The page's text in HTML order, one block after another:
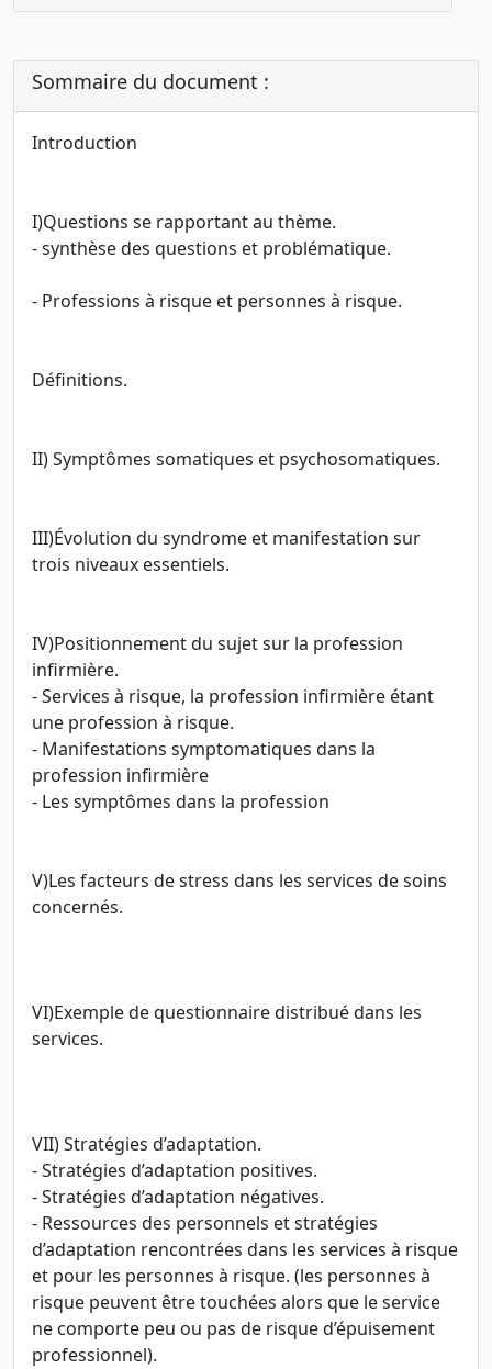
Sommaire du document :
Introduction
I)Questions se rapportant au thème.
- synthèse des questions et problématique.
- Professions à risque et personnes à risque.
Définitions.
II) Symptômes somatiques et psychosomatiques.
III)Évolution du syndrome et manifestation sur
trois niveaux essentiels.
IV)Positionnement du sujet sur la profession
infirmière.
- Services à risque, la profession infirmière étant
une profession à risque.
- Manifestations symptomatiques dans la
profession infirmière
- Les symptômes dans la profession
V)Les facteurs de stress dans les services de soins
concernés.
VI)Exemple de questionnaire distribué dans les
services.
VII) Stratégies d’adaptation.
- Stratégies d’adaptation positives.
- Stratégies d’adaptation négatives.
- Ressources des personnels et stratégies
d’adaptation rencontrées dans les services à risque
et pour les personnes à risque. (les personnes à
risque peuvent être touchées alors que le service
ne comporte peu ou pas de risque d’épuisement
professionnel).